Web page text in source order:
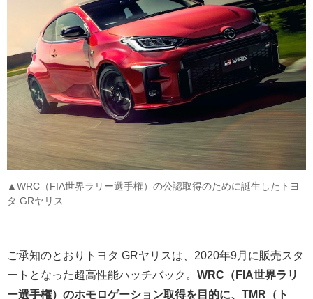
▲WRC（FIA世界ラリー選手権）の公認取得のために誕生したトヨ
タ GRヤリス
ご承知のとおりトヨタ GRヤリスは、2020年9月に販売スタ
ートとなった超高性能ハッチバック。 WRC（FIA世界ラリ
ー選手権）のホモロゲーション取得を目的に、TMR（ト